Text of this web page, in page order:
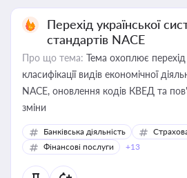
Перехід української
стандартів NACE
Про що тема: Тема охоплює перехід
класифікації видів економічної
NACE, оновлення кодів КВЕД та
зміни
Банківська діяльність
Фінансові послуги
+13